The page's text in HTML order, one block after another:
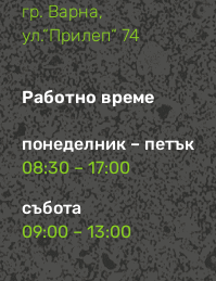
гр. Варна,
ул.“Прилеп“ 74
Работно време
понеделник – петък
08:30 – 17:00
събота
09:00 – 13:00